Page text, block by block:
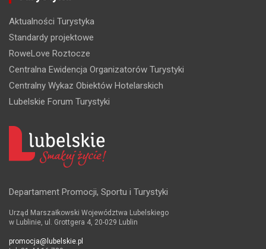
Aktualności Turystyka
Standardy projektowe
RoweLove Roztocze
Centralna Ewidencja Organizatorów Turystyki
Centralny Wykaz Obiektów Hotelarskich
Lubelskie Forum Turystyki
Departament Promocji, Sportu i Turystyki
Urząd Marszałkowski Województwa Lubelskiego
w Lublinie, ul. Grottgera 4, 20-029 Lublin
promocja@lubelskie.pl